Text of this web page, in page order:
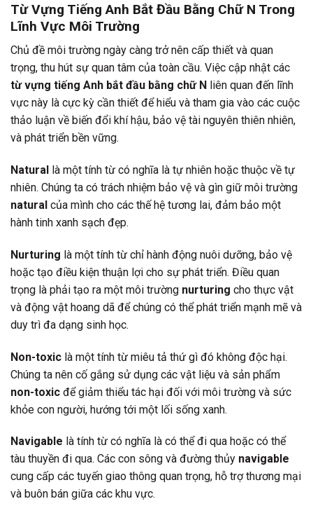
Từ Vựng Tiếng Anh Bắt Đầu Bằng Chữ N Trong
Lĩnh Vực Môi Trường
Chủ đề môi trường ngày càng trở nên cấp thiết và quan
trọng, thu hút sự quan tâm của toàn cầu. Việc cập nhật các
từ vựng tiếng Anh bắt đầu bằng chữ N
liên quan đến lĩnh
vực này là cực kỳ cần thiết để hiểu và tham gia vào các cuộc
thảo luận về biến đổi khí hậu, bảo vệ tài nguyên thiên nhiên,
và phát triển bền vững.
Natural là một tính từ có nghĩa là tự nhiên hoặc thuộc về tự
nhiên. Chúng ta có trách nhiệm bảo vệ và gìn giữ môi trường
natural của mình cho các thế hệ tương lai, đảm bảo một
hành tinh xanh sạch đẹp.
Nurturing là một tính từ chỉ hành động nuôi dưỡng, bảo vệ
hoặc tạo điều kiện thuận lợi cho sự phát triển. Điều quan
trọng là phải tạo ra một môi trường nurturing cho thực vật
và động vật hoang dã để chúng có thể phát triển mạnh mẽ và
duy trì đa dạng sinh học.
Non-toxic là một tính từ miêu tả thứ gì đó không độc hại.
Chúng ta nên cố gắng sử dụng các vật liệu và sản phẩm
non-toxic để giảm thiểu tác hại đối với môi trường và sức
khỏe con người, hướng tới một lối sống xanh.
Navigable là tính từ có nghĩa là có thể đi qua hoặc có thể
tàu thuyền đi qua. Các con sông và đường thủy navigable
cung cấp các tuyến giao thông quan trọng, hỗ trợ thương mại
và buôn bán giữa các khu vực.